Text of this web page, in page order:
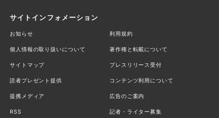
サイトインフォメーション
お知らせ 利用規約
個人情報の取り扱いについて 著作権と転載について
サイトマップ プレスリリース受付
読者プレゼント提供 コンテンツ利用について
提携メディア 広告のご案内
RSS 記者・ライター募集